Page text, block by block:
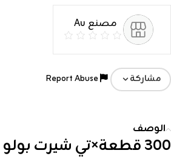
مصنع Au
مشاركة
الوصف
300 قطعة×تي شيرت بولو محير بالياقة